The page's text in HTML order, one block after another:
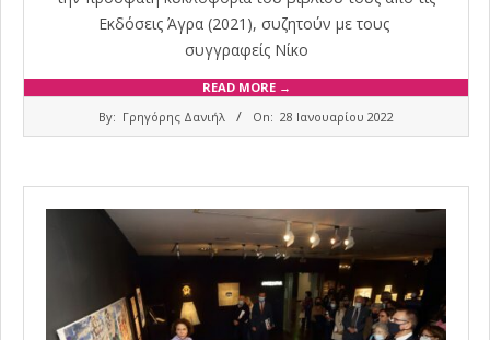
Εκδόσεις Άγρα (2021), συζητούν με τους
συγγραφείς Νίκο
READ MORE →
By: Γρηγόρης Δανιήλ On: 28 Ιανουαρίου 2022